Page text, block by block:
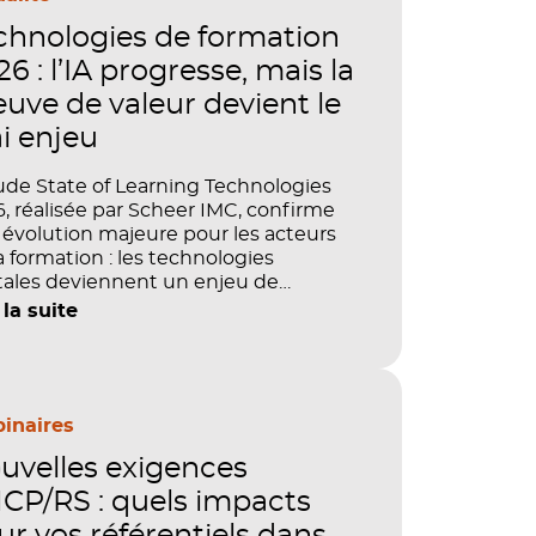
de formation
: l’IA progresse, mais la
de valeur devient le
enjeu
State of Learning Technologies
réalisée par Scheer IMC, confirme
majeure pour les acteurs
formation : les technologies
deviennent un enjeu de
de performance et de preuve
démontrer concrètement
la productivité et la
des organisations ?
la suite
exigences
RS : quels impacts